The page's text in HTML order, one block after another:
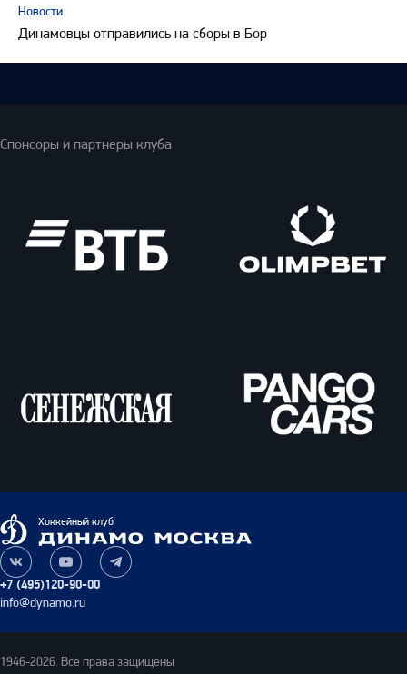
Новости
Динамовцы отправились на сборы в Бор
Спонсоры и партнеры клуба
Cars
Динамо
Москва
Хоккейный клуб
+7 (495)120-90-00
info@dynamo.ru
Наша
группа
ВКонтакте
Наш
канал
на
Наш
канал
1946-2026. Все права защищены